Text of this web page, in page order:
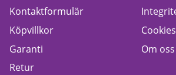
Kontaktformulär
Köpvillkor
Garanti
Retur
Cookies
Om oss